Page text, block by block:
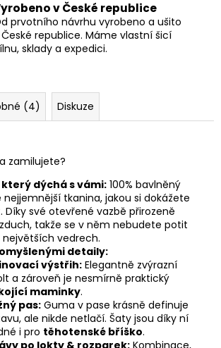
v České republice
prvotního návrhu vyrobeno a ušito
republice. Máme vlastní šicí
sklady a expedici.
(4) Diskuze
zamilujete?
dýchá s vámi:100% bavlněný
nejjemnější tkanina, jakou si dokážete
Díky své otevřené vazbě přirozeně
takže se v něm nebudete potit
vedrech.
detaily:
výstřih: Elegantně zvýrazní
a zároveň je nesmírně praktický
maminky.
pas: Guma v pase krásně definuje
ale nikde netlačí. Šaty jsou díky ní
i pro těhotenské bříško.
po lokty & rozparek: Kombinace,